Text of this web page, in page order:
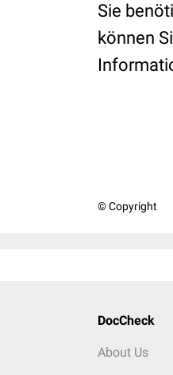
Sie
können
© Copyright
DocCheck
About Us